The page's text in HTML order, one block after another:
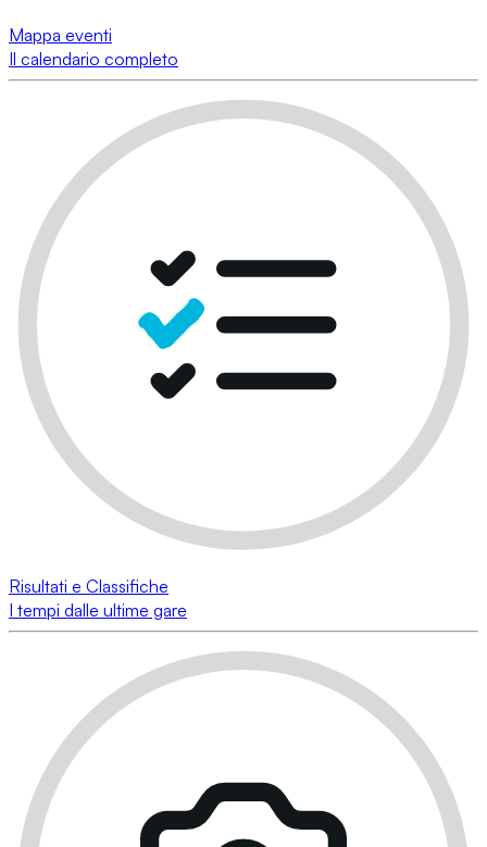
Mappa eventi
Il calendario completo
Risultati e Classifiche
I tempi dalle ultime gare